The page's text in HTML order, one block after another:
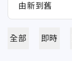
全部 即時